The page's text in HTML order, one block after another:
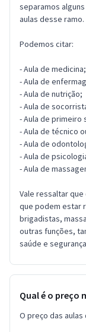
separamos
aulas desse ramo.
Podemos citar:
- Aula de medicina;
- Aula de
- Aula de nutrição;
- Aula de
- Aula de primeiro
- Aula de técnico
- Aula de
- Aula de
- Aula de
Vale ressaltar
que podem estar
brigadistas,
outras funções,
saúde e
Qual é o preço
O preço das